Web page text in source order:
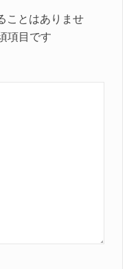
ことはありませ
項目です